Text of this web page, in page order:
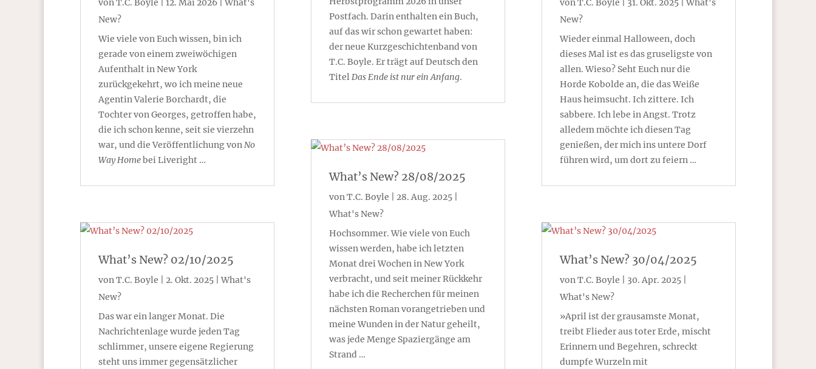
vonT.C. Boyle 12. Mai 2026 |What's
New?
Wie viele von Euch wissen, bin ich
gerade von einem zweiwöchigen
Aufenthalt in New York
zurückgekehrt, wo ich meine neue
Agentin Valerie Borchardt, die
Tochter von Georges, getroffen habe,
die ich schon kenne, seit sie vierzehn
war, und die Veröffentlichung vonNo
Way Homebei Liveright …
What’s New? 02/10/2025
vonT.C. Boyle 2. Okt. 2025 |What's
New?
Das war ein langer Monat. Die
Nachrichtenlage wurde jeden Tag
schlimmer, unsere eigene Regierung
steht uns immer gegensätzlicher
Postfach. Darin enthalten ein Buch,
auf das wir schon gewartet haben:
der neue Kurzgeschichtenband von
T.C. Boyle. Er trägt auf Deutsch den
TitelDas Ende ist nur ein Anfang.
What’s New? 28/08/2025
vonT.C. Boyle 28. Aug. 2025|
What's New?
Hochsommer. Wie viele von Euch
wissen werden, habe ich letzten
Monat drei Wochen in New York
verbracht, und seit meiner Rückkehr
habe ich die Recherchen für meinen
nächsten Roman vorangetrieben und
meine Wunden in der Natur geheilt,
was jede Menge Spaziergänge am
Strand …
vonT.C. Boyle 31. Okt. 2025|What's
New?
Wieder einmal Halloween, doch
dieses Mal ist es das gruseligste von
allen. Wieso? Seht Euch nur die
Horde Kobolde an, die das Weiße
Haus heimsucht. Ich zittere. Ich
sabbere. Ich lebe in Angst. Trotz
alledem möchte ich diesen Tag
genießen, der mich ins untere Dorf
führen wird, um dort zu feiern …
What’s New? 30/04/2025
vonT.C. Boyle 30. Apr. 2025|
What's New?
»April ist der grausamste Monat,
treibt Flieder aus toter Erde, mischt
Erinnern und Begehren, schreckt
dumpfe Wurzeln mit